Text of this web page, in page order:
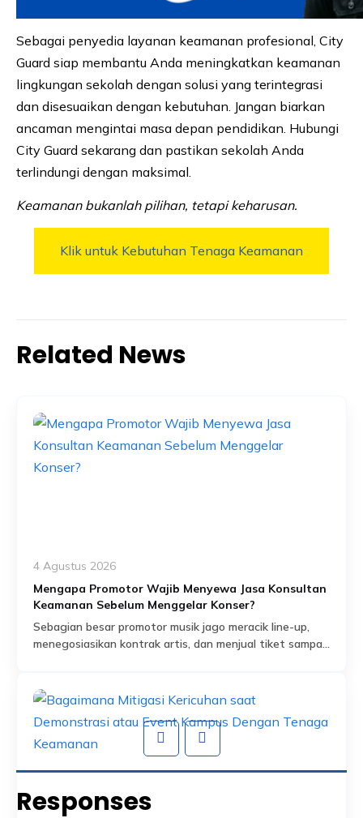
Sebagai penyedia layanan keamanan profesional, City
Guard siap membantu Anda meningkatkan keamanan
lingkungan sekolah dengan solusi yang terintegrasi
dan disesuaikan dengan kebutuhan. Jangan biarkan
ancaman mengintai masa depan pendidikan. Hubungi
City Guard sekarang dan pastikan sekolah Anda
terlindungi dengan maksimal.
Keamanan bukanlah pilihan, tetapi keharusan.
Klik untuk Kebutuhan Tenaga Keamanan
Related News
4 Agustus 2026
Mengapa Promotor Wajib Menyewa Jasa Konsultan
Keamanan Sebelum Menggelar Konser?
Sebagian besar promotor musik jago meracik line-up,
menegosiasikan kontrak artis, dan menjual tiket sampai
formalitas administratif, padahal sebenarnya jadi salah
satu fondasi paling krusial: proses perizinan keramaian
dan perencanaan keamanan yang menyertainya.
Banyak promotor baru mengurus aspek keamanan
Responses